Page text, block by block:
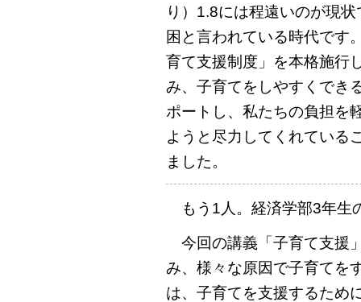
り）1.8には程遠いのが現
困と言われている時代です
育て支援制度」を本格施行
み、子育てをしやすくでき
ポートし、私たちの負担を
ようと尽力してくれている
ました。
もう1人。経済学部3年生
今回の講義「子育て支援
み、様々な原因で子育てを
は、子育てを支援するため